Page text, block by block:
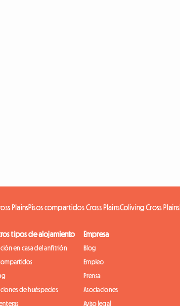
PlainsPisos compartidos Cross PlainsColiving Cross Plains
tipos de alojamiento
en casa del anfitrión
de huéspedes
Empresa
Blog
Empleo
Prensa
Asociaciones
Aviso legal